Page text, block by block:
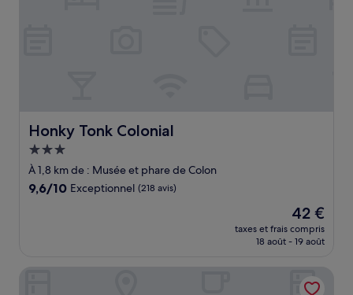
Honky Tonk Colonial
Honky Tonk Colonial
Hébergement
3.0 étoiles
À 1,8 km de : Musée et phare de Colon
9.6
9,6/10 Exceptionnel (218 avis)
Le
nouveau
prix
de
42 €
42 €
taxes et frais compris
18 août - 19 août